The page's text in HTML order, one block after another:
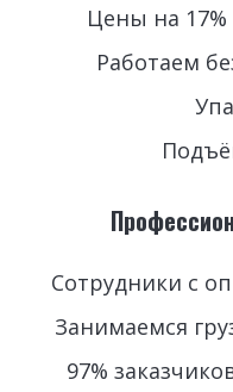
Цены на
Работаем
Сотрудники с
Занимаемся
97%